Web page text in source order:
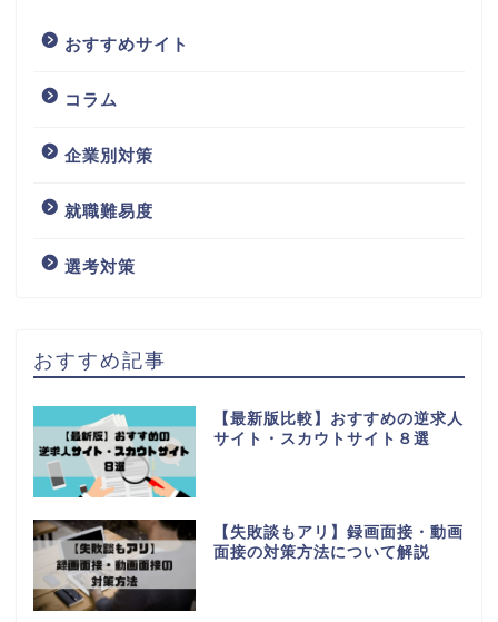
おすすめサイト
コラム
企業別対策
就職難易度
選考対策
おすすめ記事
【最新版比較】おすすめの逆求人
サイト・スカウトサイト８選
【失敗談もアリ】録画面接・動画
面接の対策方法について解説